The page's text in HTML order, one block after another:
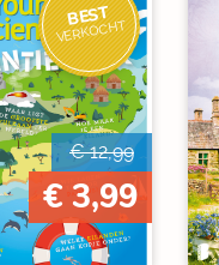
BEST
VERKOCHT
€ 12,99
€ 3,99